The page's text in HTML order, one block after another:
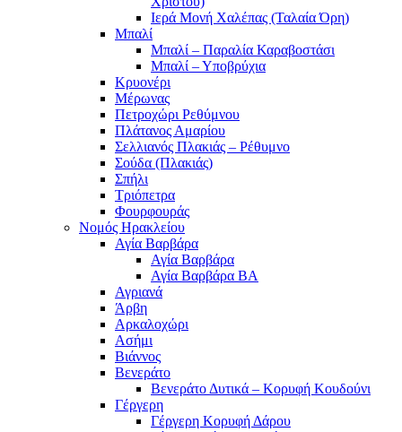
Ιερά Μονή Χαλέπας (Ταλαία Όρη)
Μπαλί
Μπαλί – Παραλία Καραβοστάσι
Μπαλί – Υποβρύχια
Κρυονέρι
Μέρωνας
Πετροχώρι Ρεθύμνου
Πλάτανος Αμαρίου
Σελλιανός Πλακιάς – Ρέθυμνο
Σούδα (Πλακιάς)
Σπήλι
Τριόπετρα
Φουρφουράς
Νομός Ηρακλείου
Αγία Βαρβάρα
Αγία Βαρβάρα
Αγία Βαρβάρα ΒΑ
Αγριανά
Άρβη
Αρκαλοχώρι
Ασήμι
Βιάννος
Βενεράτο
Βενεράτο Δυτικά – Κορυφή Κουδούνι
Γέργερη
Γέργερη Κορυφή Δάρου